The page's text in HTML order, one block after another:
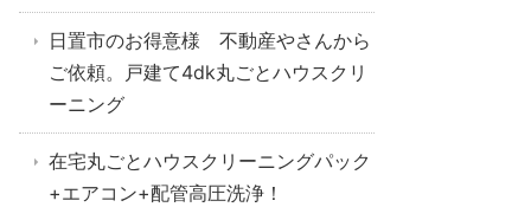
日置市のお得意様 不動産やさんから
ご依頼。戸建て4dk丸ごとハウスクリ
ーニング
在宅丸ごとハウスクリーニングパック
+エアコン+配管高圧洗浄！